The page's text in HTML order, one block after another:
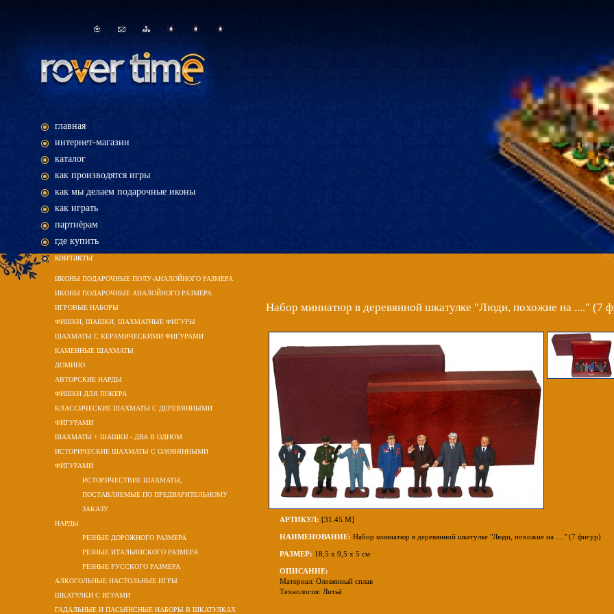
главная
интернет-магазин
каталог
как производятся игры
как мы делаем подарочные иконы
как играть
партнёрам
где купить
контакты
ИКОНЫ ПОДАРОЧНЫЕ ПОЛУ-АНАЛОЙНОГО РАЗМЕРА
ИКОНЫ ПОДАРОЧНЫЕ АНАЛОЙНОГО РАЗМЕРА
ИГРОВЫЕ НАБОРЫ
ФИШКИ, ШАШКИ, ШАХМАТНЫЕ ФИГУРЫ
ШАХМАТЫ С КЕРАМИЧЕСКИМИ ФИГУРАМИ
КАМЕННЫЕ ШАХМАТЫ
ДОМИНО
АВТОРСКИЕ НАРДЫ
ФИШКИ ДЛЯ ПОКЕРА
КЛАССИЧЕСКИЕ ШАХМАТЫ С ДЕРЕВЯННЫМИ
ФИГУРАМИ
ШАХМАТЫ + ШАШКИ - ДВА В ОДНОМ
ИСТОРИЧЕСКИЕ ШАХМАТЫ С ОЛОВЯННЫМИ
ФИГУРАМИ
ИСТОРИЧЕСТВИЕ ШАХМАТЫ,
ПОСТАВЛЯЕМЫЕ ПО ПРЕДВАРИТЕЛЬНОМУ
ЗАКАЗУ
НАРДЫ
РЕЗНЫЕ ДОРОЖНОГО РАЗМЕРА
РЕЗНЫЕ ИТАЛЬЯНСКОГО РАЗМЕРА
РЕЗНЫЕ РУССКОГО РАЗМЕРА
АЛКОГОЛЬНЫЕ НАСТОЛЬНЫЕ ИГРЫ
ШКАТУЛКИ С ИГРАМИ
ГАДАЛЬНЫЕ И ПАСЬЯНСНЫЕ НАБОРЫ В ШКАТУЛКАХ
Набор миниатюр в деревянной шкатулке "Люди, похожие на ...." (7
АРТИКУЛ: [31.45.М]
НАИМЕНОВАНИЕ: Набор миниатюр в деревянной шкатулке "Люди, похожие на ...." (7 фигур)
РАЗМЕР: 18,5 х 9,5 х 5 см
ОПИСАНИЕ:
Материал: Оловянный сплав
Технология: Литьё